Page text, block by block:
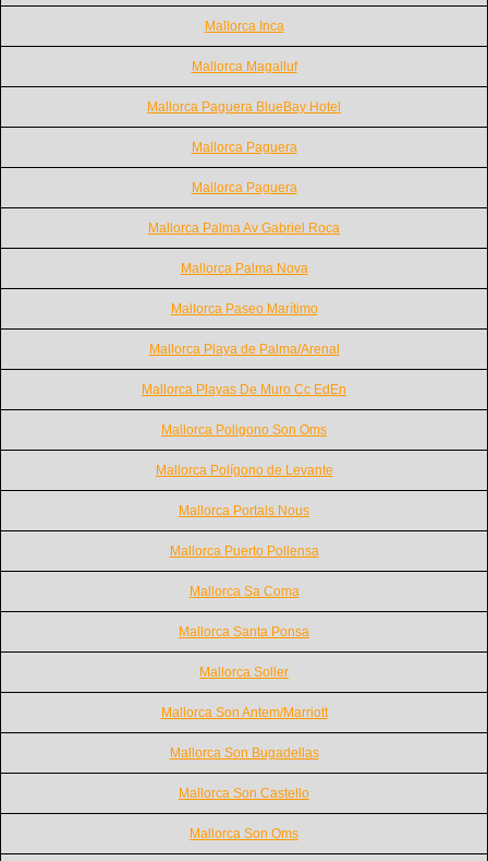
Mallorca Inca
Mallorca Magalluf
Mallorca Paguera BlueBay Hotel
Mallorca Paguera
Mallorca Paguera
Mallorca Palma Av Gabriel Roca
Mallorca Palma Nova
Mallorca Paseo Marítimo
Mallorca Playa de Palma/Arenal
Mallorca Playas De Muro Cc EdEn
Mallorca Poligono Son Oms
Mallorca Polígono de Levante
Mallorca Portals Nous
Mallorca Puerto Pollensa
Mallorca Sa Coma
Mallorca Santa Ponsa
Mallorca Soller
Mallorca Son Antem/Marriott
Mallorca Son Bugadellas
Mallorca Son Castello
Mallorca Son Oms